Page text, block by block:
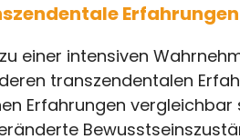
Erfahrungen
einer intensiven
transzendentalen
Erfahrungen vergleichbar